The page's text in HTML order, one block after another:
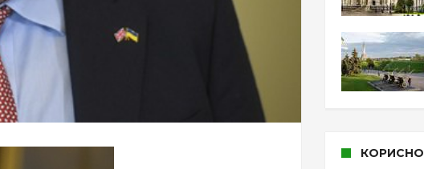
КОРИСНО